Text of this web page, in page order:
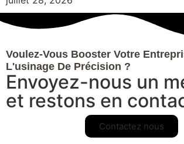
Voulez-Vous Booster Votre
L'usinage De Précision ?
Envoyez-nous un
et restons en
Contactez nous